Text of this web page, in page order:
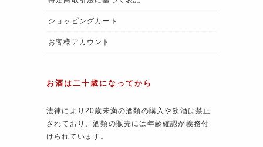
ショッピングカート
お客様アカウント
お酒は二十歳になってから
法律により20歳未満の酒類の購入や飲酒は禁止
されており、酒類の販売には年齢確認が義務付
けられています。